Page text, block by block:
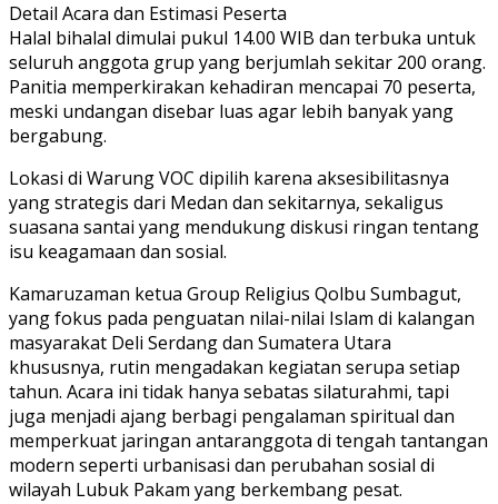
Detail Acara dan Estimasi Peserta
Halal bihalal dimulai pukul 14.00 WIB dan terbuka untuk
seluruh anggota grup yang berjumlah sekitar 200 orang.
Panitia memperkirakan kehadiran mencapai 70 peserta,
meski undangan disebar luas agar lebih banyak yang
bergabung.
Lokasi di Warung VOC dipilih karena aksesibilitasnya
yang strategis dari Medan dan sekitarnya, sekaligus
suasana santai yang mendukung diskusi ringan tentang
isu keagamaan dan sosial.
Kamaruzaman ketua Group Religius Qolbu Sumbagut,
yang fokus pada penguatan nilai-nilai Islam di kalangan
masyarakat Deli Serdang dan Sumatera Utara
khususnya, rutin mengadakan kegiatan serupa setiap
tahun. Acara ini tidak hanya sebatas silaturahmi, tapi
juga menjadi ajang berbagi pengalaman spiritual dan
memperkuat jaringan antaranggota di tengah tantangan
modern seperti urbanisasi dan perubahan sosial di
wilayah Lubuk Pakam yang berkembang pesat.